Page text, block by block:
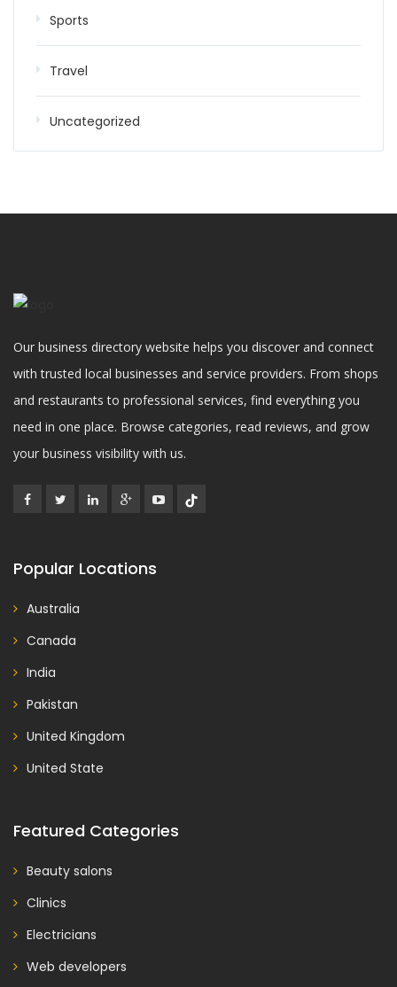
Sports
Travel
Uncategorized
Our business directory website helps you discover and connect
with trusted local businesses and service providers. From shops
and restaurants to professional services, find everything you
need in one place. Browse categories, read reviews, and grow
your business visibility with us.
Popular Locations
Australia
Canada
India
Pakistan
United Kingdom
United State
Featured Categories
Beauty salons
Clinics
Electricians
Web developers